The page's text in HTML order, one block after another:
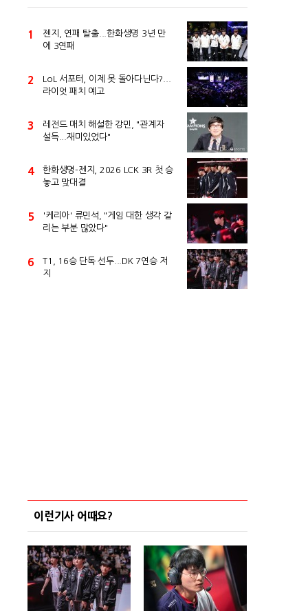
1
젠지, 연패 탈출...한화생명 3년 만
에 3연패
2
LoL 서포터, 이제 못 돌아다닌다?...
라이엇 패치 예고
3
레전드 매치 해설한 강민, "관계자
설득...재미있었다"
4
한화생명-젠지, 2026 LCK 3R 첫 승
놓고 맞대결
5
'케리아' 류민석, "게임 대한 생각 갈
리는 부분 많았다"
6
T1, 16승 단독 선두...DK 7연승 저
지
이런기사 어때요?